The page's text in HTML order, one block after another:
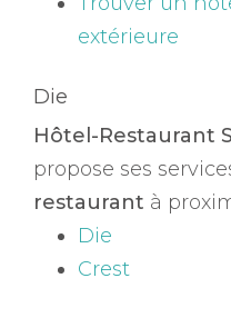
extérieure
Die
Hôtel-Restaurant
propose ses
restaurant à
Die
Crest